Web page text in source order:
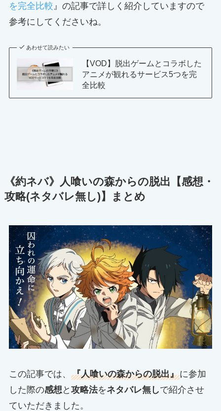
を完全比較』の記事で詳しく紹介していますので
参考にしてくださいね。
あわせて読みたい
【VOD】脱出ゲームとコラボした
アニメが観れるサービス5つを完
全比較
《約ネバ》人喰いの森からの脱出【感想・
攻略(ネタバレ無し)】まとめ
この記事では、 『人喰いの森からの脱出』に参加
した際の感想と 攻略法をネタバレ無しで紹介させ
ていただきました。